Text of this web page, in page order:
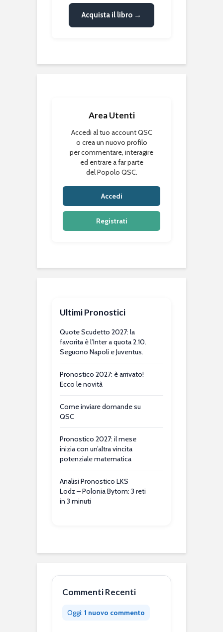
Acquista il libro →
Area Utenti
Accedi al tuo account QSC
o crea un nuovo profilo
per commentare, interagire
ed entrare a far parte
del Popolo QSC.
Accedi
Registrati
Ultimi Pronostici
Quote Scudetto 2027: la
favorita è l’Inter a quota 2.10.
Seguono Napoli e Juventus.
Pronostico 2027: è arrivato!
Ecco le novità
Come inviare domande su
QSC
Pronostico 2027: il mese
inizia con un’altra vincita
potenziale matematica
Analisi Pronostico LKS
Lodz – Polonia Bytom: 3 reti
in 3 minuti
Commenti Recenti
Oggi: 1 nuovo commento